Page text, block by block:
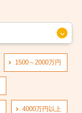
1500～2000万円
4000万円以上